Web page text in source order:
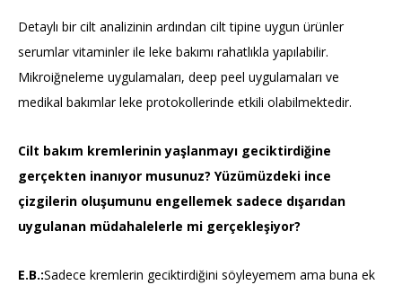
Detaylı bir cilt analizinin ardından cilt tipine uygun ürünler
serumlar vitaminler ile leke bakımı rahatlıkla yapılabilir.
Mikroiğneleme uygulamaları, deep peel uygulamaları ve
medikal bakımlar leke protokollerinde etkili olabilmektedir.
Cilt bakım kremlerinin yaşlanmayı geciktirdiğine
gerçekten inanıyor musunuz? Yüzümüzdeki ince
çizgilerin oluşumunu engellemek sadece dışarıdan
uygulanan müdahalelerle mi gerçekleşiyor?
E.B.:Sadece kremlerin geciktirdiğini söyleyemem ama buna ek